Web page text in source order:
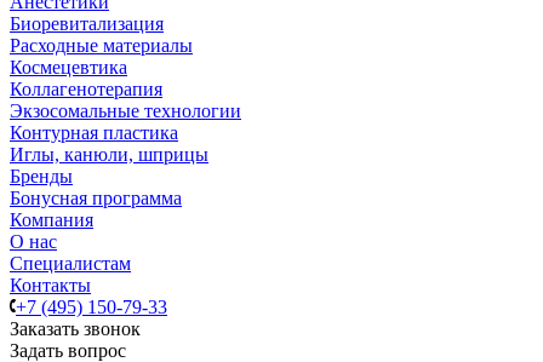
Биоревитализация
Расходные материалы
Космецевтика
Коллагенотерапия
Экзосомальные технологии
Контурная пластика
Иглы, канюли, шприцы
Бренды
Бонусная программа
Компания
О нас
Специалистам
Контакты
+7 (495) 150-79-33
Заказать звонок
Задать вопрос